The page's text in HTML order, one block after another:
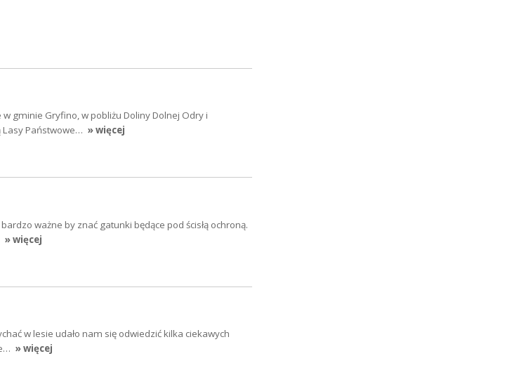
gminie Gryfino, w pobliżu Doliny Dolnej Odry i
Lasy Państwowe… » więcej
ważne by znać gatunki będące pod ścisłą ochroną.
» więcej
w lesie udało nam się odwiedzić kilka ciekawych
» więcej